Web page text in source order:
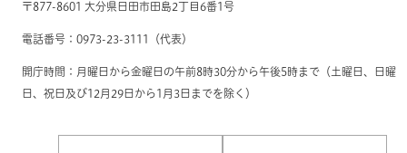
〒877-8601 大分県日田市田島2丁目6番1号
電話番号：0973-23-3111（代表）
開庁時間：月曜日から金曜日の午前8時30分から午後5時まで（土曜日、日曜
日、祝日及び12月29日から1月3日までを除く）